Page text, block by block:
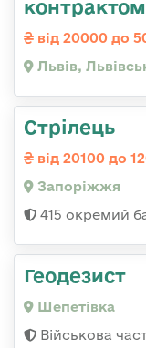
від 20000 до
Львів,
Стрілець
від 20100 до
Запоріжжя
415 окремий
Геодезист
Шепетівка
Військова